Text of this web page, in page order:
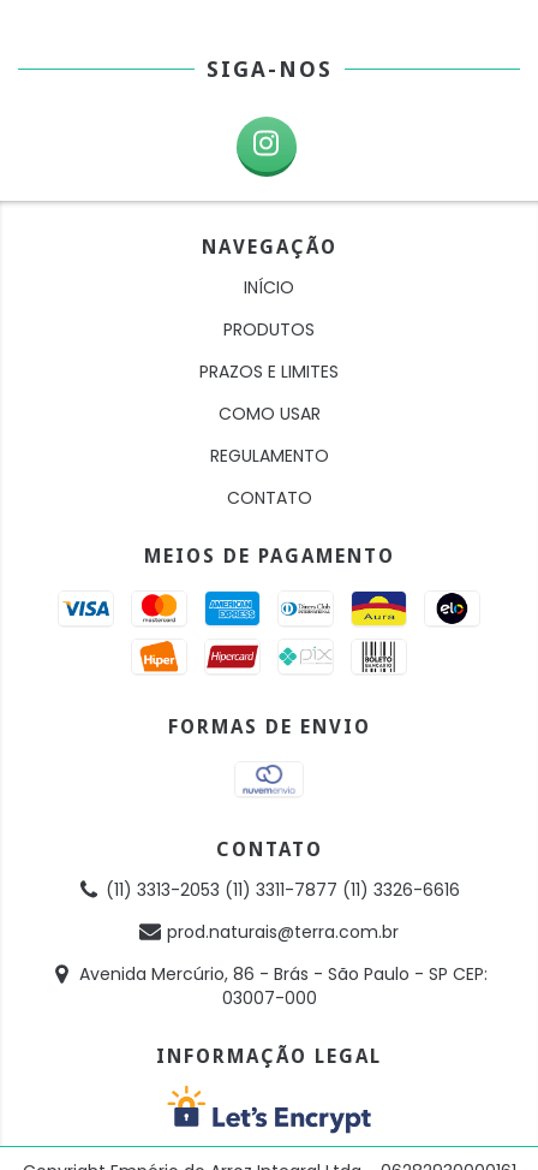
SIGA-NOS
NAVEGAÇÃO
INÍCIO
PRODUTOS
PRAZOS E LIMITES
COMO USAR
REGULAMENTO
CONTATO
MEIOS DE PAGAMENTO
FORMAS DE ENVIO
CONTATO
(11) 3313-2053 (11) 3311-7877 (11) 3326-6616
prod.naturais@terra.com.br
Avenida Mercúrio, 86 - Brás - São Paulo - SP CEP:
03007-000
INFORMAÇÃO LEGAL